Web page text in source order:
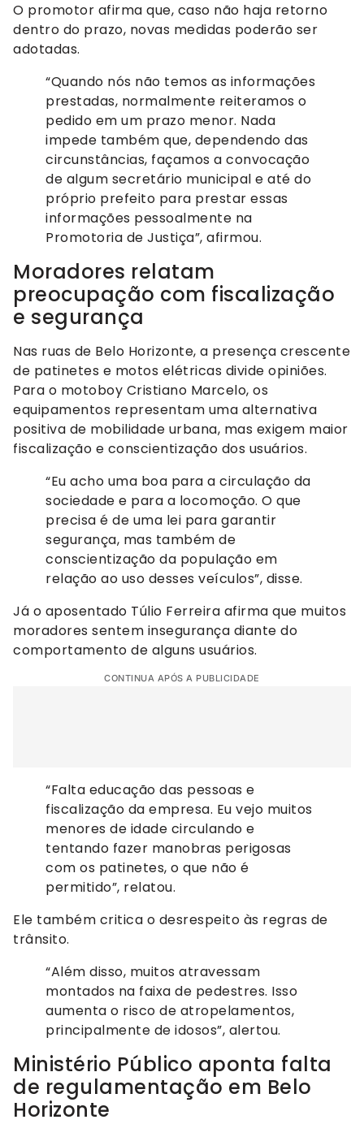
O promotor afirma que, caso não haja retorno
dentro do prazo, novas medidas poderão ser
adotadas.
“Quando nós não temos as informações
prestadas, normalmente reiteramos o
pedido em um prazo menor. Nada
impede também que, dependendo das
circunstâncias, façamos a convocação
de algum secretário municipal e até do
próprio prefeito para prestar essas
informações pessoalmente na
Promotoria de Justiça”, afirmou.
Moradores relatam
preocupação com fiscalização
e segurança
Nas ruas de Belo Horizonte, a presença crescente
de patinetes e motos elétricas divide opiniões.
Para o motoboy Cristiano Marcelo, os
equipamentos representam uma alternativa
positiva de mobilidade urbana, mas exigem maior
fiscalização e conscientização dos usuários.
“Eu acho uma boa para a circulação da
sociedade e para a locomoção. O que
precisa é de uma lei para garantir
segurança, mas também de
conscientização da população em
relação ao uso desses veículos”, disse.
Já o aposentado Túlio Ferreira afirma que muitos
moradores sentem insegurança diante do
comportamento de alguns usuários.
CONTINUA APÓS A PUBLICIDADE
“Falta educação das pessoas e
fiscalização da empresa. Eu vejo muitos
menores de idade circulando e
tentando fazer manobras perigosas
com os patinetes, o que não é
permitido”, relatou.
Ele também critica o desrespeito às regras de
trânsito.
“Além disso, muitos atravessam
montados na faixa de pedestres. Isso
aumenta o risco de atropelamentos,
principalmente de idosos”, alertou.
Ministério Público aponta falta
de regulamentação em Belo
Horizonte